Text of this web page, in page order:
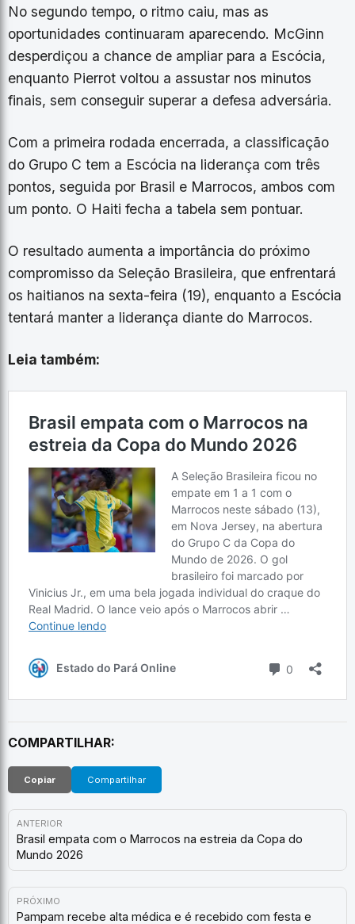
No segundo tempo, o ritmo caiu, mas as
oportunidades continuaram aparecendo. McGinn
desperdiçou a chance de ampliar para a Escócia,
enquanto Pierrot voltou a assustar nos minutos
finais, sem conseguir superar a defesa adversária.
Com a primeira rodada encerrada, a classificação
do Grupo C tem a Escócia na liderança com três
pontos, seguida por Brasil e Marrocos, ambos com
um ponto. O Haiti fecha a tabela sem pontuar.
O resultado aumenta a importância do próximo
compromisso da Seleção Brasileira, que enfrentará
os haitianos na sexta-feira (19), enquanto a Escócia
tentará manter a liderança diante do Marrocos.
Leia também:
COMPARTILHAR:
Copiar Compartilhar
ANTERIOR
Brasil empata com o Marrocos na estreia da Copa do
Mundo 2026
PRÓXIMO
Pampam recebe alta médica e é recebido com festa e